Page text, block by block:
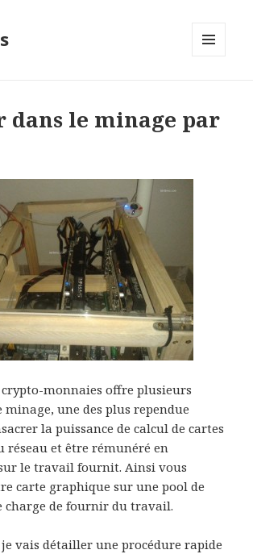
dans le minage par
monnaies offre plusieurs
minage, une des plus rependue
la puissance de calcul de cartes
réseau et être rémunéré en
le travail fournit. Ainsi vous
carte graphique sur une pool de
charge de fournir du travail.
vais détailler une procédure rapide